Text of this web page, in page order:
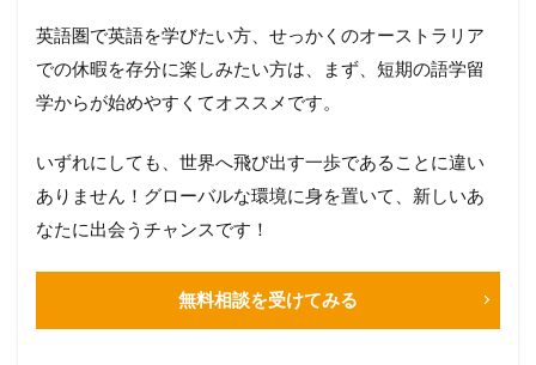
英語圏で英語を学びたい方、せっかくのオーストラリア
での休暇を存分に楽しみたい方は、まず、短期の語学留
学からが始めやすくてオススメです。
いずれにしても、世界へ飛び出す一歩であることに違い
ありません！グローバルな環境に身を置いて、新しいあ
なたに出会うチャンスです！
無料相談を受けてみる